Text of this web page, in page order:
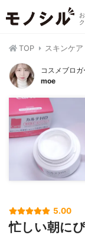
TOP スキンケア
コスメブロガ
moe
5.00
忙しい朝に